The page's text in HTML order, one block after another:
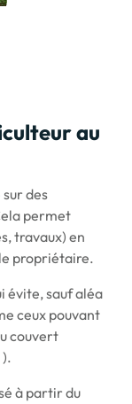
au
sur des
permet
travaux) en
propriétaire.
évite, sauf aléa
ceux pouvant
couvert
à partir du